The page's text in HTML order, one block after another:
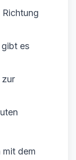
Richtung
es
zur
mit dem